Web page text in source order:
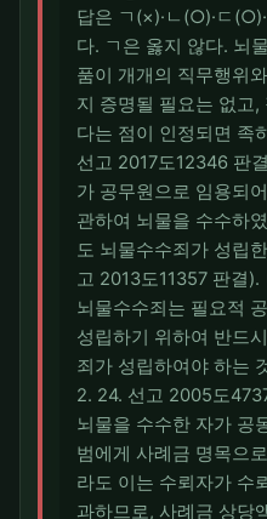
답은 ㄱ(×)·ㄴ(○)·ㄷ
다. ㄱ은 옳지 않다. 뇌
품이 개개의 직무행위
지 증명될 필요는 없고,
다는 점이 인정되면 족
선고 2017도12346 판
가 공무원으로 임용되
관하여 뇌물을 수수하
도 뇌물수수죄가 성립
고 2013도11357 판결
뇌물수수죄는 필요적
성립하기 위하여 반드
죄가 성립하여야 하는
2. 24. 선고 2005도
뇌물을 수수한 자가 공
범에게 사례금 명목으
라도 이는 수뢰자가 수
과하므로, 사례금 상당